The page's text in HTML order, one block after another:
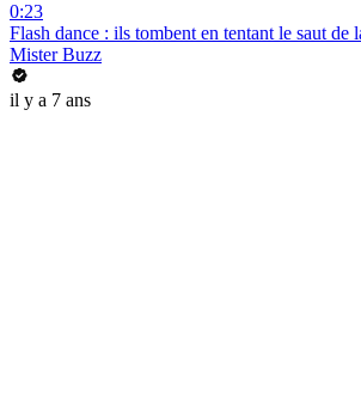
0:23
Flash dance : ils tombent en tentant le saut de
Mister Buzz
il y a 7 ans